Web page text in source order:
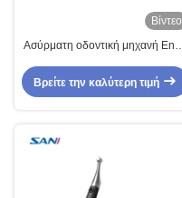
Βίντεο
Ασύρματη οδοντική μηχανή Endo
Endodontics
Βρείτε την καλύτερη τιμή